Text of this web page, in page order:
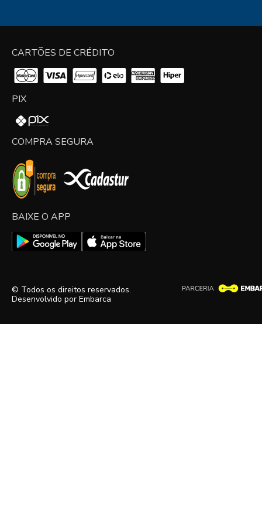
CARTÕES DE CRÉDITO
PIX
COMPRA SEGURA
BAIXE O APP
© Todos os direitos reservados.
Desenvolvido por Embarca